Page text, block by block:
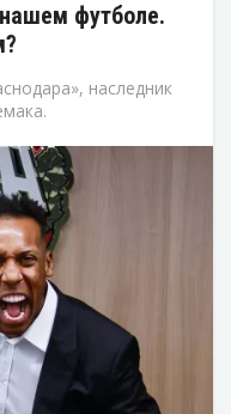
футболе.
наследник